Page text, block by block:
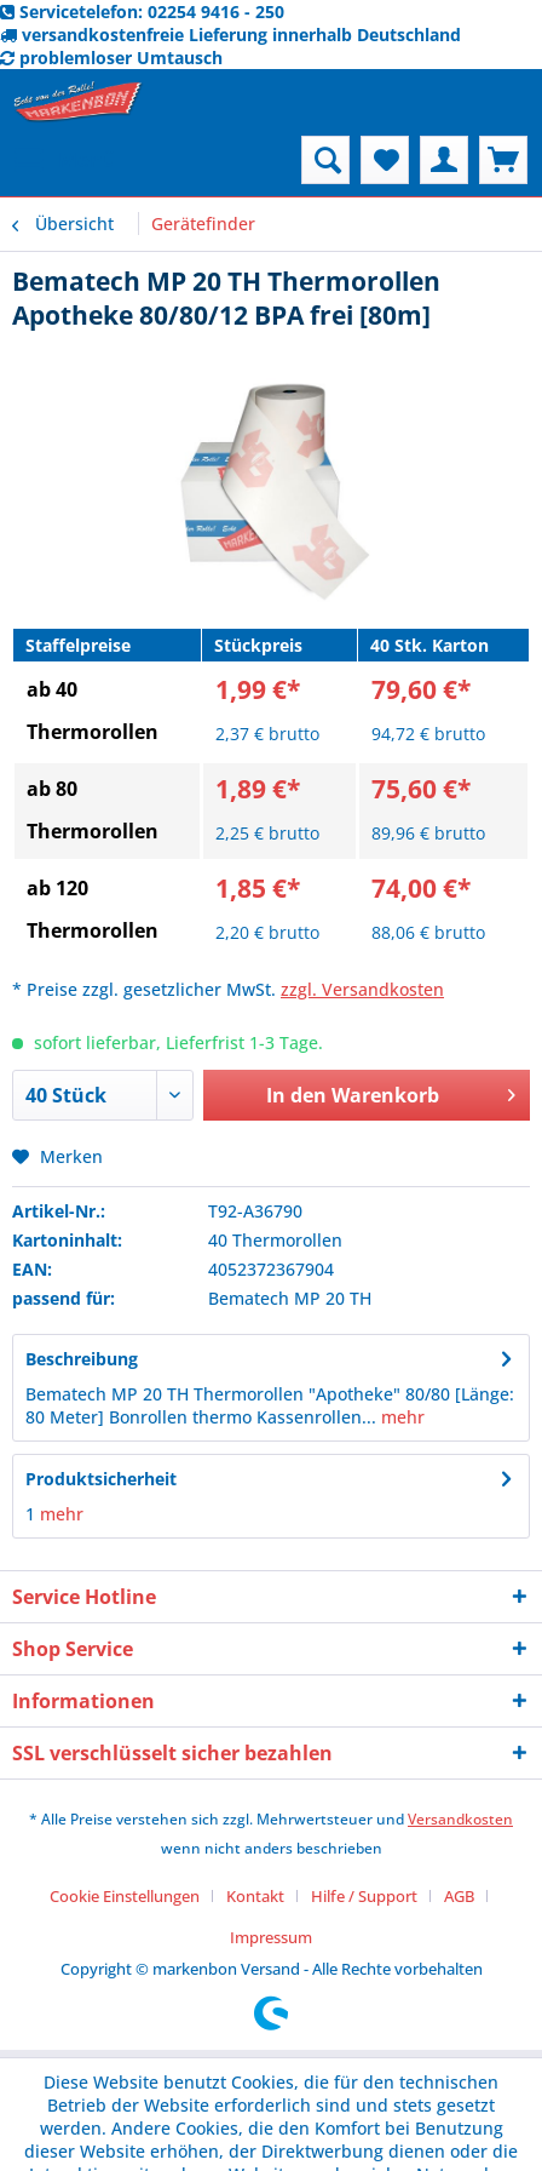
Servicetelefon: 02254 9416 - 250
versandkostenfreie Lieferung innerhalb Deutschland
problemloser Umtausch
Übersicht Gerätefinder
Bematech MP 20 TH Thermorollen
Apotheke 80/80/12 BPA frei [80m]
Staffelpreise Stückpreis 40 Stk. Karton
ab 40
Thermorollen
1,99 €*
2,37 € brutto
79,60 €*
94,72 € brutto
ab 80
Thermorollen
1,89 €*
2,25 € brutto
75,60 €*
89,96 € brutto
ab 120
Thermorollen
1,85 €*
2,20 € brutto
74,00 €*
88,06 € brutto
* Preise zzgl. gesetzlicher MwSt. zzgl. Versandkosten
sofort lieferbar, Lieferfrist 1-3 Tage.
In den Warenkorb
Merken
Artikel-Nr.:
T92-A36790
Kartoninhalt:
40 Thermorollen
EAN:
4052372367904
passend für:
Bematech MP 20 TH
Beschreibung
Bematech MP 20 TH Thermorollen "Apotheke" 80/80 [Länge:
80 Meter] Bonrollen thermo Kassenrollen... mehr
Produktsicherheit
1 mehr
Service Hotline
Shop Service
Informationen
SSL verschlüsselt sicher bezahlen
* Alle Preise verstehen sich zzgl. Mehrwertsteuer undVersandkosten
wenn nicht anders beschrieben
Cookie Einstellungen Kontakt Hilfe / Support
AGB
Impressum
Copyright © markenbon Versand - Alle Rechte vorbehalten
Diese Website benutzt Cookies, die für den technischen
Betrieb der Website erforderlich sind und stets gesetzt
werden. Andere Cookies, die den Komfort bei Benutzung
dieser Website erhöhen, der Direktwerbung dienen oder die